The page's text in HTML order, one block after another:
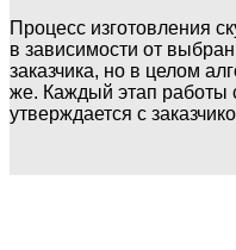
Процесс изготовления
в зависимости от
заказчика, но в целом
же. Каждый этап работы
утверждается с